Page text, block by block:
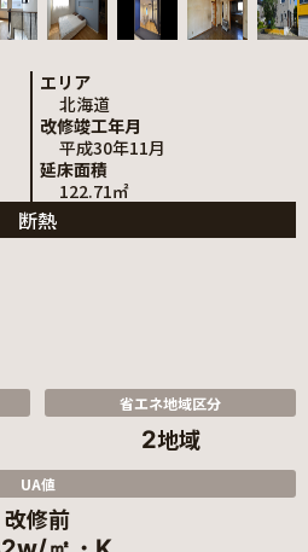
エリア
北海道
改修竣工年月
平成30年11月
延床面積
122.71㎡
断熱
省エネ地域区分
2地域
UA値
改修前